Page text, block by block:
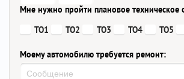
Мне нужно пройти плановое техническое
ТО1
ТО2 ТО3 ТО4 ТО5
Моему автомобилю требуется ремонт: